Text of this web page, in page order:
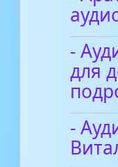
-
для
-